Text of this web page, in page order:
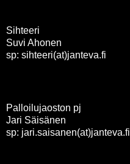
Sihteeri
Suvi Ahonen
sp: sihteeri(at)janteva.fi
Palloilujaoston pj
Jari Säisänen
sp: jari.saisanen(at)janteva.fi